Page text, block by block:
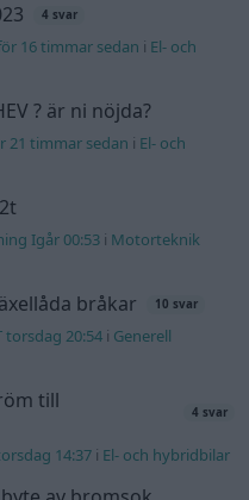
4 svar
16 timmar sedan i El- och
? är ni nöjda?
21 timmar sedan i El- och
Igår 00:53 i Motorteknik
bråkar 10 svar
torsdag 20:54 i Generell
till
4 svar
14:37 i El- och hybridbilar